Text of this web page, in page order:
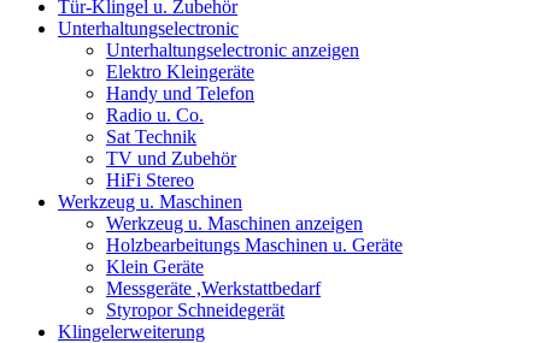
Tür-Klingel u. Zubehör
Unterhaltungselectronic
Unterhaltungselectronic anzeigen
Elektro Kleingeräte
Handy und Telefon
Radio u. Co.
Sat Technik
TV und Zubehör
HiFi Stereo
Werkzeug u. Maschinen
Werkzeug u. Maschinen anzeigen
Holzbearbeitungs Maschinen u. Geräte
Klein Geräte
Messgeräte ,Werkstattbedarf
Styropor Schneidegerät
Klingelerweiterung